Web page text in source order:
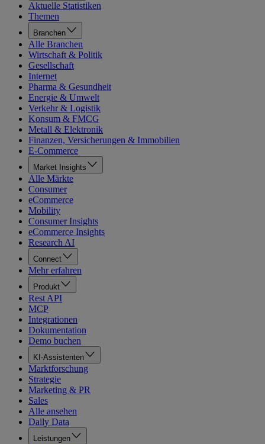
Aktuelle Statistiken
Themen
Branchen
Alle Branchen
Wirtschaft & Politik
Gesellschaft
Internet
Pharma & Gesundheit
Energie & Umwelt
Verkehr & Logistik
Konsum & FMCG
Metall & Elektronik
Finanzen, Versicherungen & Immobilien
E-Commerce
Market Insights
Alle Märkte
Consumer
eCommerce
Mobility
Consumer Insights
eCommerce Insights
Research AI
Connect
Mehr erfahren
Produkt
Rest API
MCP
Integrationen
Dokumentation
Demo buchen
KI-Assistenten
Marktforschung
Strategie
Marketing & PR
Sales
Alle ansehen
Daily Data
Leistungen